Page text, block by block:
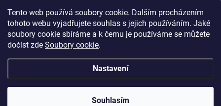
Tento web používá soubory cookie. Dalším procházením
tohoto webu vyjadřujete souhlas s jejich používáním. Jaké
soubory cookie sbíráme a k čemu je používáme se můžete
dočíst zde Soubory cookie.
Nastavení
Souhlasím
Elenys.cz - šperky, kterým věříte už od roku 2016
Vytvořil Shoptet